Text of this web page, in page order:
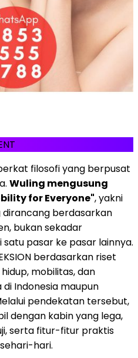
filosofi yang berpusat
Wuling mengusung
for Everyone", yakni
berdasarkan
bukan sekadar
pasar ke pasar lainnya.
berdasarkan riset
mobilitas, dan
Indonesia maupun
pendekatan tersebut,
dengan kabin yang lega,
serta fitur-fitur praktis
hari.